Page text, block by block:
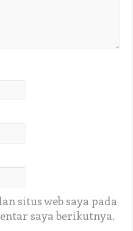
situs web saya pada
saya berikutnya.